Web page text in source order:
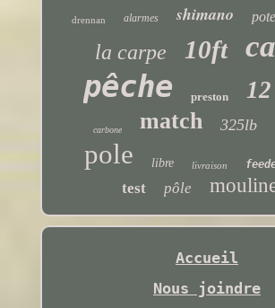
drennan alarmes shimano
la carpe 10ft
pêche preston
carbone match 325lb
pole libre livraison
test pôle
Accueil
Nous joindre